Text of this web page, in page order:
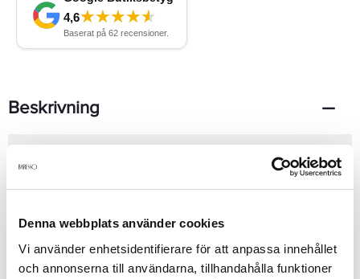
Denna webbplats använder cookies
Vi använder enhetsidentifierare för att anpassa innehållet
och annonserna till användarna, tillhandahålla funktioner
Beskrivning
Joop Femme edt starka dofter med en massa karaktär.Denna
komposition är absolut inget undantag. Joop Femme är en
Produktdetaljer